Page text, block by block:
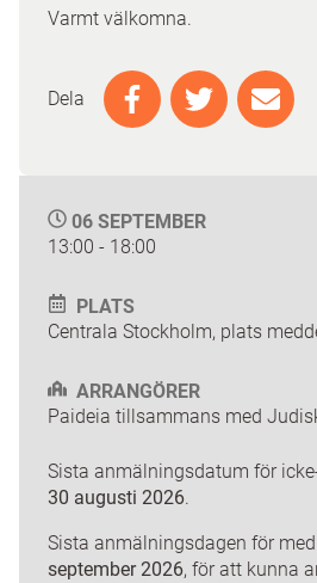
Varmt välkomna.
Dela
06 SEPTEMBER
13:00 - 18:00
PLATS
Centrala Stockholm, plats
ARRANGÖRER
Paideia tillsammans med
Sista anmälningsdatum för
30 augusti 2026.
Sista anmälningsdagen för
september 2026, för att kunna